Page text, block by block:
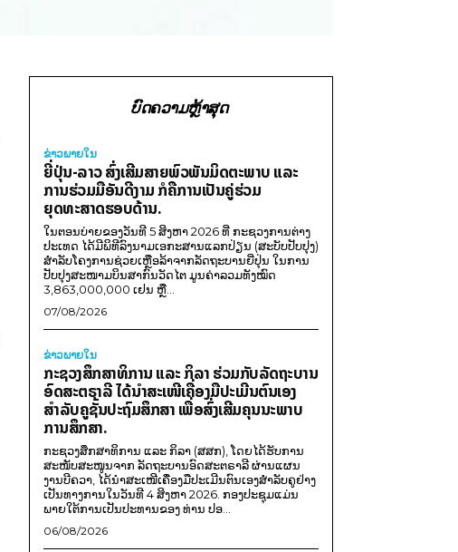
ບົດຄວາມຫຼ້າສຸດ
ຂ່າວພາຍ​ໃນ
ຍີ່ປຸ່ນ-ລາວ ສົ່ງເສີມສາຍພົວພັນມິດຕະພາບ ແລະ
ການຮ່ວມມືອັນດີງາມ ກໍຄືການເປັນຄູ່ຮ່ວມ
ຍຸດທະສາດຮອບດ້ານ.
ໃນຕອນບ່າຍຂອງວັນທີ 5 ສິງຫາ 2026 ທີ່ ກະຊວງການຕ່າງ
ປະເທດ ໄດ້ມີພິທີລົງນາມເອກະສານແລກປ່ຽນ (ສະບັບປັບປຸງ)
ສໍາລັບໂຄງການຊ່ວຍເຫຼືອລ້າຈາກລັດຖະບານຍີ່ປຸ່ນ ໃນການ
ປັບປຸງສະໜາມບິນສາກົນວັດໄຕ ມູນຄ່າລວມທັງໝົດ
3,863,000,000 ເຢນ ຫຼື...
07/08/2026
ຂ່າວພາຍ​ໃນ
ກະຊວງສຶກສາທິການ ແລະ ກິລາ ຮ່ວມກັບລັດຖະບານ
ອົດສະຕຣາລີ ໄດ້ນຳສະເໜີເຄື່ອງມືປະເມີນຕົນເອງ
ສຳລັບຄູຊັ້ນປະຖົມສຶກສາ ເພື່ອສົ່ງເສີມຄຸນນະພາບ
ການສຶກສາ.
ກະຊວງສຶກສາທິການ ແລະ ກິລາ (ສສກ), ໂດຍໄດ້ຮັບການ
ສະໜັບສະໜູນຈາກ ລັດຖະບານອົດສະຕຣາລີ ຜ່ານແຜນ
ງານບີຄວາ, ໄດ້ນຳສະເໜີເຄື່ອງມືປະເມີນຕົນເອງສຳລັບຄູຢ່າງ
ເປັນທາງການໃນວັນທີ 4 ສິງຫາ 2026. ກອງປະຊຸມແມ່ນ
ພາຍໃຕ້ການເປັນປະທານຂອງ ທ່ານ ປອ...
06/08/2026